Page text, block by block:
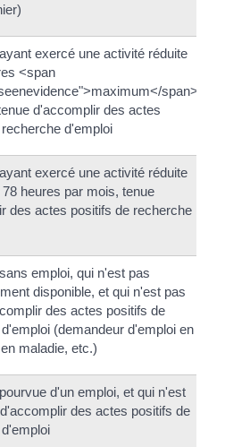
exercé une activité réduite
<span
span>
d'accomplir des actes
d'emploi
exercé une activité réduite
heures par mois, tenue
des actes positifs de recherche
emploi, qui n'est pas
disponible, et qui n'est pas
des actes positifs de
(demandeur d'emploi en
maladie, etc.)
d'un emploi, et qui n'est
des actes positifs de